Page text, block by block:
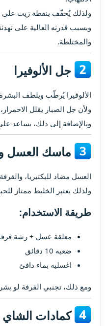
ولذلك يُخفّف بنقطة زيت على
وبسبب قدرته العالية على
والمختلطة.
جل الألوفيرا​
الألوفيرا يُرطّب ويلطف
ولأن جل الصبار يقلل
وبالإضافة إلى ذلك، يساعد
ماسك العسل
العسل مضاد للبكتيريا،
ولذلك يعتبر الخليط ممتاز
طريقة الاستخدام:​
معلقة عسل + رشة
ضعيه 10 دقائق
اغسليه بماء دافئ
ومع ذلك، تجنبي القرفة لو
كمادات الشاي